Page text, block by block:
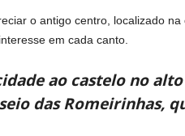
o antigo centro, localizado
em cada canto.
ao castelo no
das Romeirinhas,